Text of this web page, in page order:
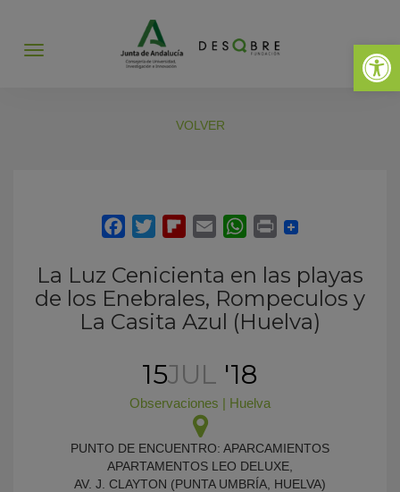
Abrir
Abrir
VOLVER
La Luz Cenicienta en las playas
de los Enebrales, Rompeculos y
La Casita Azul (Huelva)
15JUL '18
Observaciones | Huelva
PUNTO DE ENCUENTRO: APARCAMIENTOS
APARTAMENTOS LEO DELUXE,
AV. J. CLAYTON (PUNTA UMBRÍA, HUELVA)